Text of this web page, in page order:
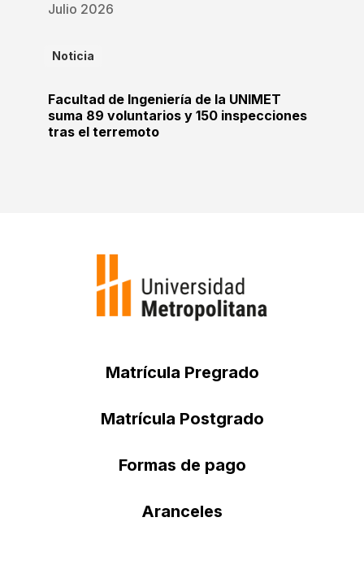
Julio 2026
Noticia
Facultad de Ingeniería de la UNIMET
suma 89 voluntarios y 150 inspecciones
tras el terremoto
Matrícula Pregrado
Matrícula Postgrado
Formas de pago
Aranceles